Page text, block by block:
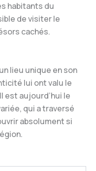
habitants du
de visiter le
cachés.
lieu unique en son
lui ont valu le
est aujourd’hui le
qui a traversé
absolument si